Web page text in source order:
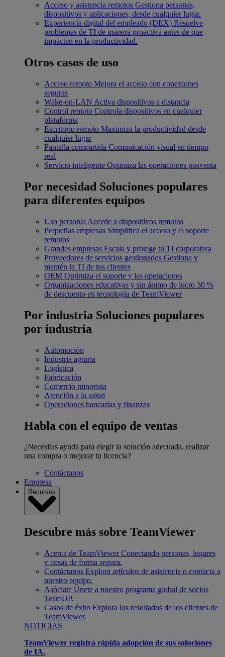
Acceso y asistencia remotos Gestiona personas,
dispositivos y aplicaciones, desde cualquier lugar.
Experiencia digital del empleado (DEX) Resuelve
problemas de TI de manera proactiva antes de que
impacten en la productividad.
Otros casos de uso
Acceso remoto Mejora el acceso con conexiones
seguras
Wake-on-LAN Activa dispositivos a distancia
Control remoto Controla dispositivos en cualquier
plataforma
Escritorio remoto Maximiza la productividad desde
cualquier lugar
Pantalla compartida Comunicación visual en tiempo
real
Servicio inteligente Optimiza las operaciones posventa
Por necesidad Soluciones populares
para diferentes equipos
Uso personal Accede a dispositivos remotos
Pequeñas empresas Simplifica el acceso y el soporte
remotos
Grandes empresas Escala y protege tu TI corporativa
Proveedores de servicios gestionados Gestiona y
mantén la TI de tus clientes
OEM Optimiza el soporte y las operaciones
Organizaciones educativas y sin ánimo de lucro 30 %
de descuento en tecnología de TeamViewer
Por industria Soluciones populares
por industria
Automoción
Industria agraria
Logística
Fabricación
Comercio minorista
Atención a la salud
Operaciones bancarias y finanzas
Habla con el equipo de ventas
¿Necesitas ayuda para elegir la solución adecuada, realizar
una compra o mejorar tu licencia?
Contáctanos
Empresa
Recursos
Descubre más sobre TeamViewer
Acerca de TeamViewer Conectando personas, lugares
y cosas de forma segura.
Contáctanos Explora artículos de asistencia o contacta a
nuestro equipo.
Asóciate Únete a nuestro programa global de socios
TeamUP.
Casos de éxito Explora los resultados de los clientes de
TeamViewer.
NOTICIAS
TeamViewer registra rápida adopción de sus soluciones
de IA.